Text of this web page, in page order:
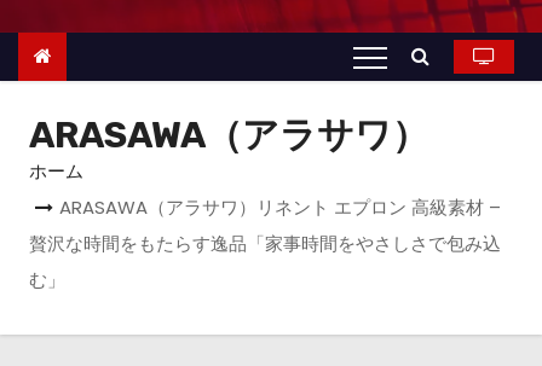
ARASAWA（アラサワ）
ホーム
ARASAWA（アラサワ）リネント エプロン 高級素材 –
贅沢な時間をもたらす逸品「家事時間をやさしさで包み込
む」